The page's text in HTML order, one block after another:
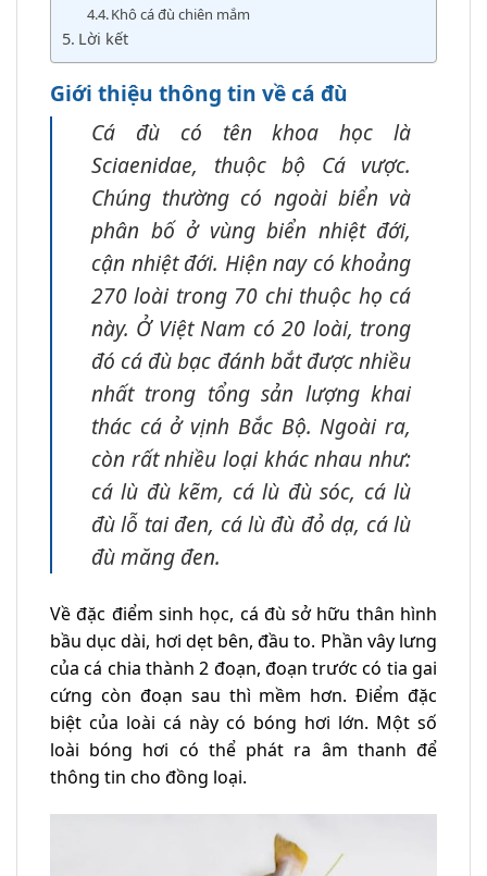
Khô cá đù chiên mắm
Lời kết
Giới thiệu thông tin về cá đù
Cá đù có tên khoa học là
Sciaenidae, thuộc bộ Cá vược.
Chúng thường có ngoài biển và
phân bố ở vùng biển nhiệt đới,
cận nhiệt đới. Hiện nay có khoảng
270 loài trong 70 chi thuộc họ cá
này. Ở Việt Nam có 20 loài, trong
đó cá đù bạc đánh bắt được nhiều
nhất trong tổng sản lượng khai
thác cá ở vịnh Bắc Bộ. Ngoài ra,
còn rất nhiều loại khác nhau như:
cá lù đù kẽm, cá lù đù sóc, cá lù
đù lỗ tai đen, cá lù đù đỏ dạ, cá lù
đù măng đen.
Về đặc điểm sinh học, cá đù sở hữu thân hình
bầu dục dài, hơi dẹt bên, đầu to. Phần vây lưng
của cá chia thành 2 đoạn, đoạn trước có tia gai
cứng còn đoạn sau thì mềm hơn. Điểm đặc
biệt của loài cá này có bóng hơi lớn. Một số
loài bóng hơi có thể phát ra âm thanh để
thông tin cho đồng loại.